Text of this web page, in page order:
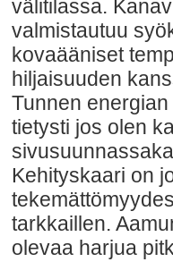
välitilassa.
valmistautuu
kovaääniset
hiljaisuuden
Tunnen
tietysti jos olen
Kehityskaari on
tarkkaillen.
olevaa harjua